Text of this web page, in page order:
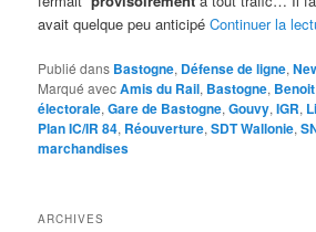
avait quelque peu anticipéContinuer la
Publié dans Bastogne, Défense de ligne,
Marqué avecAmis du Rail, Bastogne,
électorale,Gare de Bastogne,Gouvy,IGR,
Plan IC/IR 84, Réouverture,SDT Wallonie,
marchandises
ARCHIVES